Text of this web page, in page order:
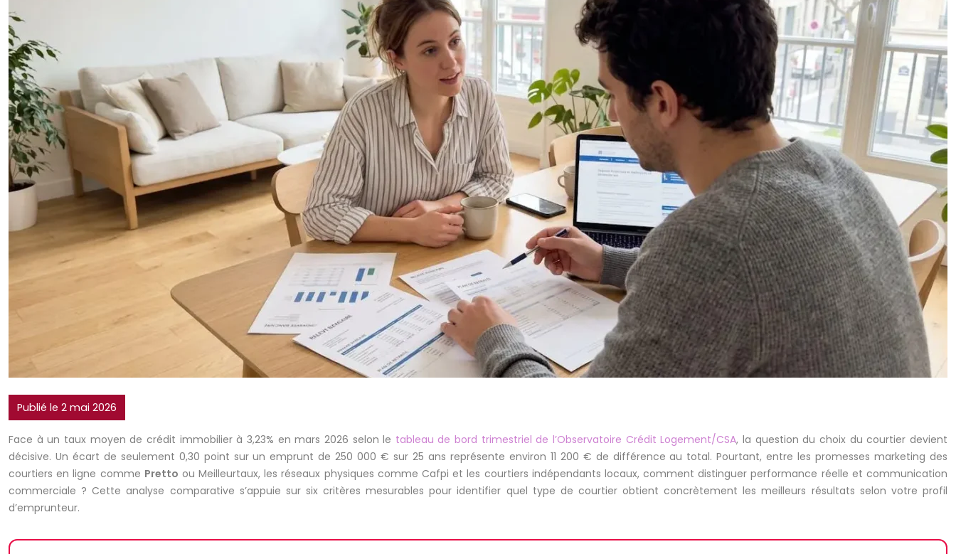
Publié le 2 mai 2026
Face à un taux moyen de crédit immobilier à 3,23% en mars 2026 selon le tableau de bord trimestriel de l’Observatoire Crédit Logement/CSA, la question du choix du courtier devient
décisive. Un écart de seulement 0,30 point sur un emprunt de 250 000 € sur 25 ans représente environ 11 200 € de différence au total. Pourtant, entre les promesses marketing des
courtiers en ligne comme Pretto ou Meilleurtaux, les réseaux physiques comme Cafpi et les courtiers indépendants locaux, comment distinguer performance réelle et communication
commerciale ? Cette analyse comparative s’appuie sur six critères mesurables pour identifier quel type de courtier obtient concrètement les meilleurs résultats selon votre profil
d’emprunteur.